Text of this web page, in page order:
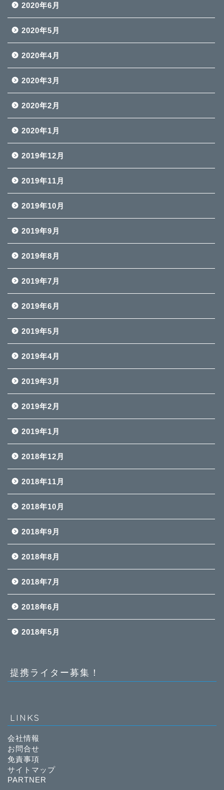
2020年6月
2020年5月
2020年4月
2020年3月
2020年2月
2020年1月
2019年12月
2019年11月
2019年10月
2019年9月
2019年8月
2019年7月
2019年6月
2019年5月
2019年4月
2019年3月
2019年2月
2019年1月
2018年12月
2018年11月
2018年10月
2018年9月
2018年8月
2018年7月
2018年6月
2018年5月
提携ライター募集！
LINKS
会社情報
お問合せ
免責事項
サイトマップ
PARTNER